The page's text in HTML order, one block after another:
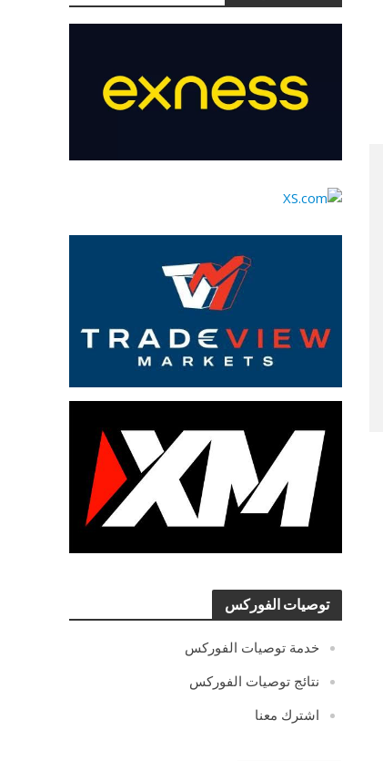
توصيات الفوركس
خدمة توصيات الفوركس
نتائج توصيات الفوركس
اشترك معنا